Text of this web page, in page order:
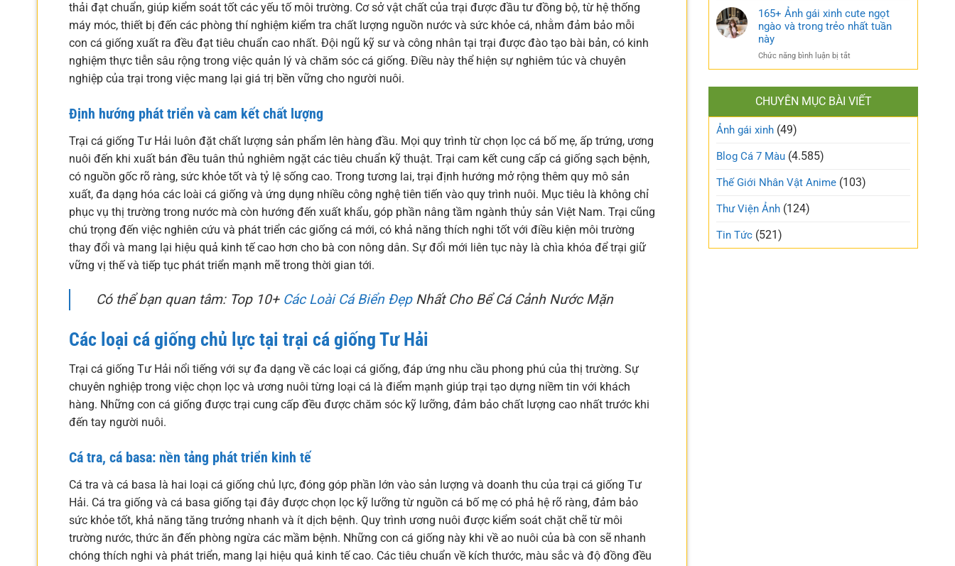
thải đạt chuẩn, giúp kiểm soát tốt các yếu tố môi trường. Cơ sở vật chất của trại được đầu tư đồng bộ, từ hệ thống
máy móc, thiết bị đến các phòng thí nghiệm kiểm tra chất lượng nguồn nước và sức khỏe cá, nhằm đảm bảo mỗi
con cá giống xuất ra đều đạt tiêu chuẩn cao nhất. Đội ngũ kỹ sư và công nhân tại trại được đào tạo bài bản, có kinh
nghiệm thực tiễn sâu rộng trong việc quản lý và chăm sóc cá giống. Điều này thể hiện sự nghiêm túc và chuyên
nghiệp của trại trong việc mang lại giá trị bền vững cho người nuôi.
Định hướng phát triển và cam kết chất lượng
Trại cá giống Tư Hải luôn đặt chất lượng sản phẩm lên hàng đầu. Mọi quy trình từ chọn lọc cá bố mẹ, ấp trứng, ương
nuôi đến khi xuất bán đều tuân thủ nghiêm ngặt các tiêu chuẩn kỹ thuật. Trại cam kết cung cấp cá giống sạch bệnh,
có nguồn gốc rõ ràng, sức khỏe tốt và tỷ lệ sống cao. Trong tương lai, trại định hướng mở rộng thêm quy mô sản
xuất, đa dạng hóa các loài cá giống và ứng dụng nhiều công nghệ tiên tiến vào quy trình nuôi. Mục tiêu là không chỉ
phục vụ thị trường trong nước mà còn hướng đến xuất khẩu, góp phần nâng tầm ngành thủy sản Việt Nam. Trại cũng
chú trọng đến việc nghiên cứu và phát triển các giống cá mới, có khả năng thích nghi tốt với điều kiện môi trường
thay đổi và mang lại hiệu quả kinh tế cao hơn cho bà con nông dân. Sự đổi mới liên tục này là chìa khóa để trại giữ
vững vị thế và tiếp tục phát triển mạnh mẽ trong thời gian tới.
Có thể bạn quan tâm: Top 10+ Các Loài Cá Biển ĐẹpNhất Cho Bể Cá Cảnh Nước Mặn
Các loại cá giống chủ lực tại trại cá giống Tư Hải
Trại cá giống Tư Hải nổi tiếng với sự đa dạng về các loại cá giống, đáp ứng nhu cầu phong phú của thị trường. Sự
chuyên nghiệp trong việc chọn lọc và ương nuôi từng loại cá là điểm mạnh giúp trại tạo dựng niềm tin với khách
hàng. Những con cá giống được trại cung cấp đều được chăm sóc kỹ lưỡng, đảm bảo chất lượng cao nhất trước khi
đến tay người nuôi.
Cá tra, cá basa: nền tảng phát triển kinh tế
Cá tra và cá basa là hai loại cá giống chủ lực, đóng góp phần lớn vào sản lượng và doanh thu của trại cá giống Tư
Hải. Cá tra giống và cá basa giống tại đây được chọn lọc kỹ lưỡng từ nguồn cá bố mẹ có phả hệ rõ ràng, đảm bảo
sức khỏe tốt, khả năng tăng trưởng nhanh và ít dịch bệnh. Quy trình ương nuôi được kiểm soát chặt chẽ từ môi
trường nước, thức ăn đến phòng ngừa các mầm bệnh. Những con cá giống này khi về ao nuôi của bà con sẽ nhanh
chóng thích nghi và phát triển, mang lại hiệu quả kinh tế cao. Các tiêu chuẩn về kích thước, màu sắc và độ đồng đều
định
kiến
đẹp
thông
thường
170+
ảnh
đang
làm
làm
gió
trên
165+ Ảnh gái xinh cute ngọt
ngào và trong trẻo nhất tuần
này
Chức năng bình luận bị tắt
165+
xinh
cute
trẻo
nhất
CHUYÊN MỤC BÀI VIẾT
Ảnh gái xinh (49)
Blog Cá 7 Màu (4.585)
Thế Giới Nhân Vật Anime (103)
Thư Viện Ảnh (124)
Tin Tức (521)